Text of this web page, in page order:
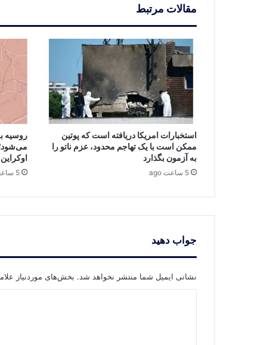
مقالات مرتبط
استخبارات امریکا دریافته است که پوتین
ممکن است با یک تهاجم محدود، عزم ناتو را
به آزمون بگذارد
5 ساعت ago
روسیه
5 ساعت ago
جواب دهید
نشانی ایمیل شما منتشر نخواهد شد. بخش‌های موردنیاز